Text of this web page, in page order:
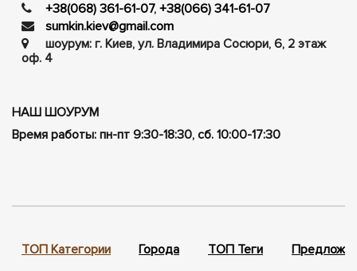
+38(068) 361-61-07, +38(066) 341-61-07
sumkin.kiev@gmail.com
шоурум: г. Киев, ул. Владимира Сосюри, ​​6, 2 этаж
оф. 4
НАШ ШОУРУМ
Время работы: пн-пт 9:30-18:30, сб. 10:00-17:30
ТОП Категории Города ТОП Теги